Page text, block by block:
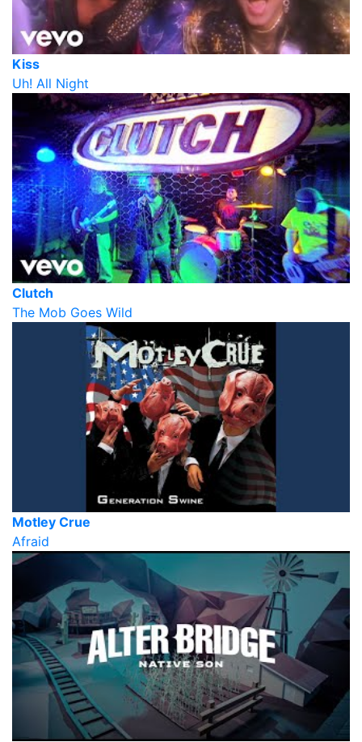
Kiss
Uh! All Night
Clutch
The Mob Goes Wild
Motley Crue
Afraid